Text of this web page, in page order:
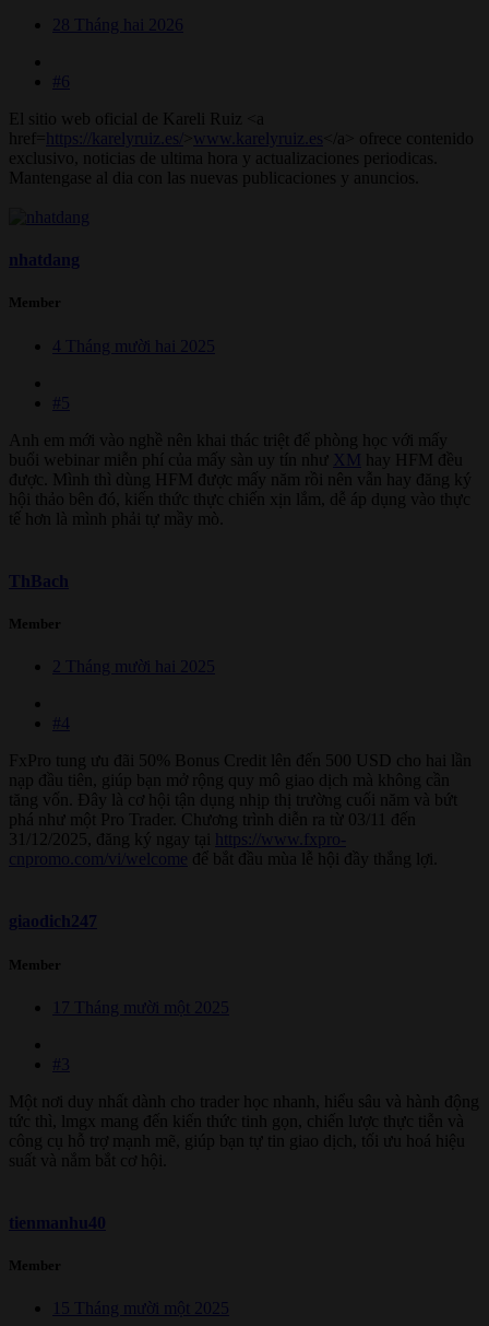
28 Tháng hai 2026
#6
El sitio web oficial de Kareli Ruiz <a
href=
https://karelyruiz.es/ www.karelyruiz.es </a> ofrece contenido
exclusivo, noticias de ultima hora y actualizaciones periodicas.
Mantengase al dia con las nuevas publicaciones y anuncios.
nhatdang
Member
4 Tháng mười hai 2025
#5
Anh em mới vào nghề nên khai thác triệt để phòng học với mấy
buổi webinar miễn phí của mấy sàn uy tín như XM
hay HFM đều
được. Mình thì dùng HFM được mấy năm rồi nên vẫn hay đăng ký
hội thảo bên đó, kiến thức thực chiến xịn lắm, dễ áp dụng vào thực
tế hơn là mình phải tự mầy mò.
ThBach
Member
2 Tháng mười hai 2025
#4
FxPro tung ưu đãi 50% Bonus Credit lên đến 500 USD cho hai lần
nạp đầu tiên, giúp bạn mở rộng quy mô giao dịch mà không cần
tăng vốn. Đây là cơ hội tận dụng nhịp thị trường cuối năm và bứt
phá như một Pro Trader. Chương trình diễn ra từ 03/11 đến
31/12/2025, đăng ký ngay tại
https://www.fxpro-
cnpromo.com/vi/welcome để bắt đầu mùa lễ hội đầy thắng lợi.
giaodich247
Member
17 Tháng mười một 2025
#3
Một nơi duy nhất dành cho trader học nhanh, hiểu sâu và hành động
tức thì, lmgx mang đến kiến thức tinh gọn, chiến lược thực tiễn và
công cụ hỗ trợ mạnh mẽ, giúp bạn tự tin giao dịch, tối ưu hoá hiệu
suất và nắm bắt cơ hội.
tienmanhu40
Member
15 Tháng mười một 2025